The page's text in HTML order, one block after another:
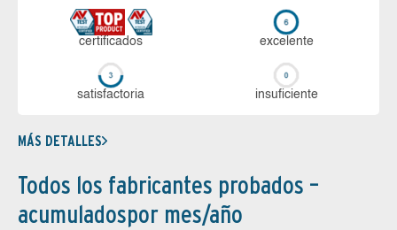
certi­ficados ex­ce­len­te
sa­tis­fac­to­ria in­su­fi­cien­te
MÁS DETALLES
Todos los fabricantes probados –
acumuladospor mes/año